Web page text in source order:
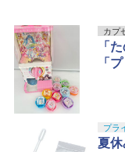
カプ
「
「
プラ
夏